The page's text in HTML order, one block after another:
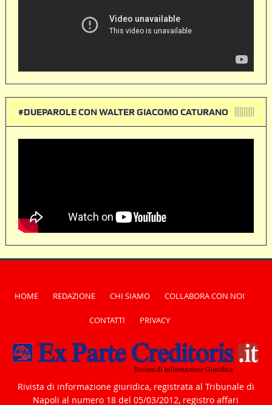
#DUEPAROLE CON WALTER GIACOMO CATURANO
HOME REDAZIONE CHI SIAMO COLLABORA CON NOI
CONTATTI PRIVACY
Rivista di informazione giuridica, registrata al Tribunale di
Napoli al numero 18 del 05/03/2012, registro affari